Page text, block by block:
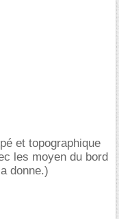
et topographique
les moyen du bord
donne.)